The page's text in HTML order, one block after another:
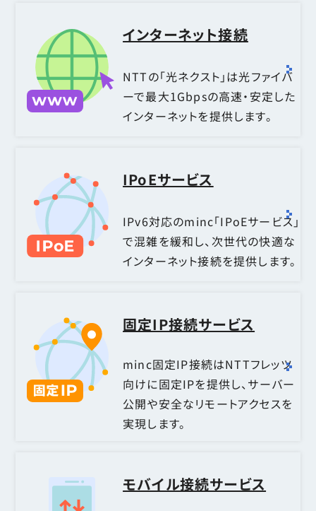
インターネット接続
NTTの「光ネクスト」は光ファイバ
ーで最大1Gbpsの高速・安定した
インターネットを提供します。
IPoEサービス
IPv6対応のminc「IPoEサービス」
で混雑を緩和し、次世代の快適な
インターネット接続を提供します。
固定IP接続サービス
minc固定IP接続はNTTフレッツ
向けに固定IPを提供し、サーバー
公開や安全なリモートアクセスを
実現します。
モバイル接続サービス